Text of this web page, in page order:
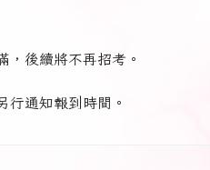
，後續將不再招考。
行通知報到時間。